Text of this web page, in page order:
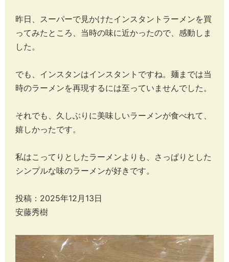
昨日、スーパーで見かけたインスタントラーメンを買
ってみたところ、当時の味に近かったので、感動しま
した。
でも、インスタンはインスタントですね。麺までは当
時のラーメンを再現するには至っていませんでした。
それでも、久しぶりに美味しいラーメンが食べれて、
嬉しかったです。
私はこってりとしたラーメンよりも、さっぱりとした
シンプルな味のラーメンが好きです。
投稿：2025年12月13日
安藤秀樹